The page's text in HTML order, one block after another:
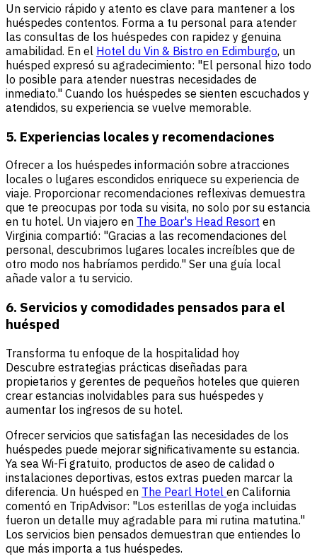
Un servicio rápido y atento es clave para mantener a los
huéspedes contentos. Forma a tu personal para atender
las consultas de los huéspedes con rapidez y genuina
amabilidad. En el Hotel du Vin & Bistro en Edimburgo, un
huésped expresó su agradecimiento: "El personal hizo todo
lo posible para atender nuestras necesidades de
inmediato." Cuando los huéspedes se sienten escuchados y
atendidos, su experiencia se vuelve memorable.
5. Experiencias locales y recomendaciones
Ofrecer a los huéspedes información sobre atracciones
locales o lugares escondidos enriquece su experiencia de
viaje. Proporcionar recomendaciones reflexivas demuestra
que te preocupas por toda su visita, no solo por su estancia
en tu hotel. Un viajero en The Boar's Head Resort en
Virginia compartió: "Gracias a las recomendaciones del
personal, descubrimos lugares locales increíbles que de
otro modo nos habríamos perdido." Ser una guía local
añade valor a tu servicio.
6. Servicios y comodidades pensados para el
huésped
Transforma tu enfoque de la hospitalidad hoy
Descubre estrategias prácticas diseñadas para
propietarios y gerentes de pequeños hoteles que quieren
crear estancias inolvidables para sus huéspedes y
aumentar los ingresos de su hotel.
Ofrecer servicios que satisfagan las necesidades de los
huéspedes puede mejorar significativamente su estancia.
Ya sea Wi-Fi gratuito, productos de aseo de calidad o
instalaciones deportivas, estos extras pueden marcar la
diferencia. Un huésped en The Pearl Hotel en California
comentó en TripAdvisor: "Los esterillas de yoga incluidas
fueron un detalle muy agradable para mi rutina matutina."
Los servicios bien pensados demuestran que entiendes lo
que más importa a tus huéspedes.